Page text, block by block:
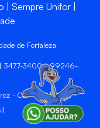
Sempre Unifor
de Fortaleza
| 3477-3400 | 99246-
- CEP 60811-905 -